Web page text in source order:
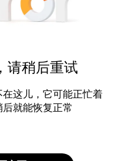
请稍后重试
这儿，它可能正忙着
就能恢复正常